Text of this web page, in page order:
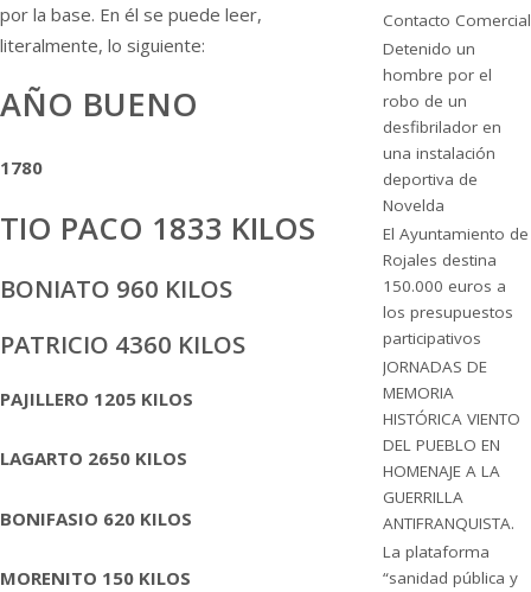
por la base. En él se puede leer,
literalmente, lo siguiente:
AÑO BUENO
1780
TIO PACO 1833 KILOS
BONIATO 960 KILOS
PATRICIO 4360 KILOS
PAJILLERO 1205 KILOS
LAGARTO 2650 KILOS
BONIFASIO 620 KILOS
MORENITO 150 KILOS
Contacto Comercial
Detenido un
hombre por el
robo de un
desfibrilador en
una instalación
deportiva de
Novelda
El Ayuntamiento de
Rojales destina
150.000 euros a
los presupuestos
participativos
JORNADAS DE
MEMORIA
HISTÓRICA VIENTO
DEL PUEBLO EN
HOMENAJE A LA
GUERRILLA
ANTIFRANQUISTA.
La plataforma
“sanidad pública y